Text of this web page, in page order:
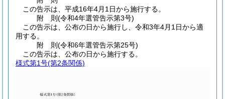
この告示は、平成16年4月1日から施行する。
附 則(令和4年選管告示第3号)
この告示は、公布の日から施行し、令和3年4月1日から適
用する。
附 則(令和6年選管告示第25号)
この告示は、公布の日から施行する。
様式第1号(第2条関係)